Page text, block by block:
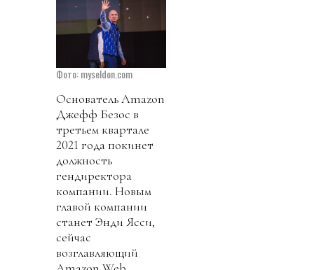
Фото: myseldon.com
Основатель Amazon
Джефф Безос в
третьем квартале
2021 года покинет
должность
гендиректора
компании. Новым
главой компании
станет Энди Ясси,
сейчас
возглавляющий